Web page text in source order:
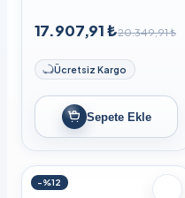
17.907,91 ₺20.349,91 ₺
Ücretsiz Kargo
Sepete Ekle
-%12